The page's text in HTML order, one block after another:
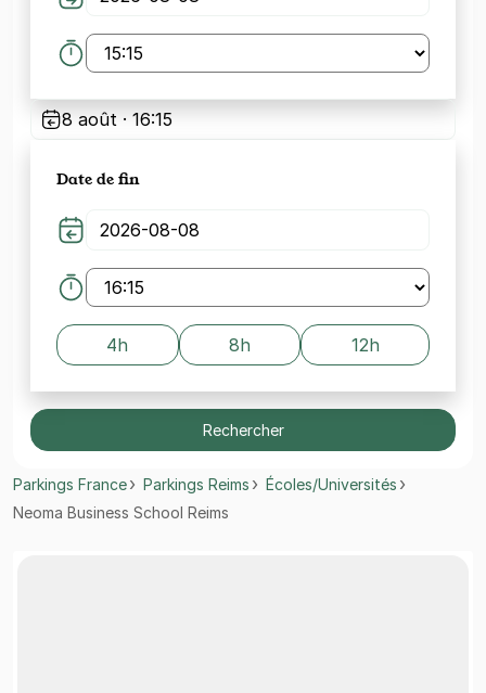
8 août · 16:15
Date de fin
4h 8h 12h
Rechercher
Parkings France Parkings Reims
Écoles/Universités
Neoma Business School Reims